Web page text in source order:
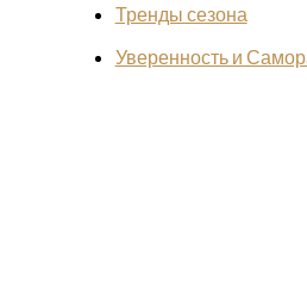
Тренды сезона
Уверенность и